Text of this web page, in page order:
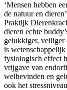
‘Mensen hebben
de natuur en
Praktijk
dieren echte
gelukkiger, veiliger
is
fysiologisch effect
vrijgave van
welbevinden en
ook het